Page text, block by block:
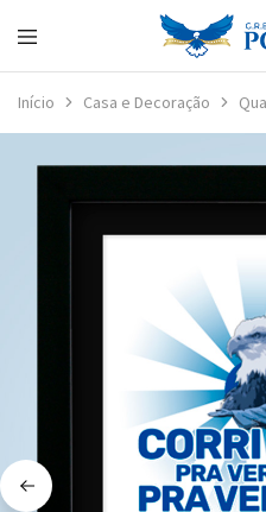
Loja
Portela
Início Casa e Decoração